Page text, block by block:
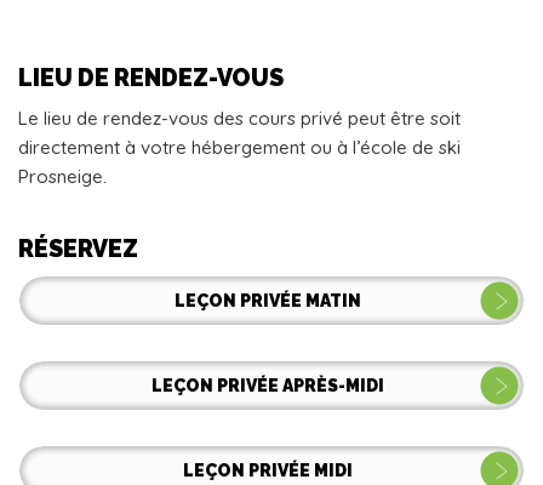
LIEU DE RENDEZ-VOUS
Le lieu de rendez-vous des cours privé peut être soit
directement à votre hébergement ou à l’école de ski
Prosneige.
RÉSERVEZ
LEÇON PRIVÉE MATIN
LEÇON PRIVÉE APRÈS-MIDI
LEÇON PRIVÉE MIDI